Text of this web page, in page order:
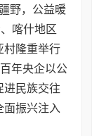
野，公益暖
喀什地区
村隆重举行
年央企以公
进民族交往
面振兴注入